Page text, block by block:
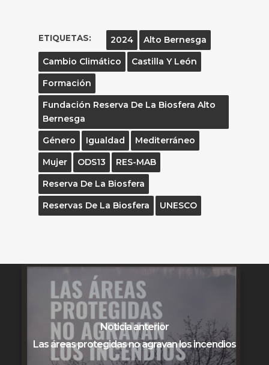
ETIQUETAS: 2024
Alto Bernesga
Cambio Climático
Castilla Y León
Formación
Fundación Reserva De La Biosfera Alto
Bernesga
Género
Igualdad
Mediterráneo
Mujer
ODS13
RES-MAB
Reserva De La Biosfera
Reservas De La Biosfera
UNESCO
Noticia anterior
Las áreas protegidas no agravan los incendios